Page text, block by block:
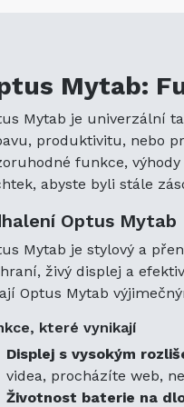
Mytab:
Mytab je univerzální
produktivitu, nebo
funkce,
abyste byli stále
Optus Mytab
Mytab je stylový a
živý displej a
Optus Mytab
které vynikají
Displej s vysokým
videa, procházíte web,
Životnost baterie na